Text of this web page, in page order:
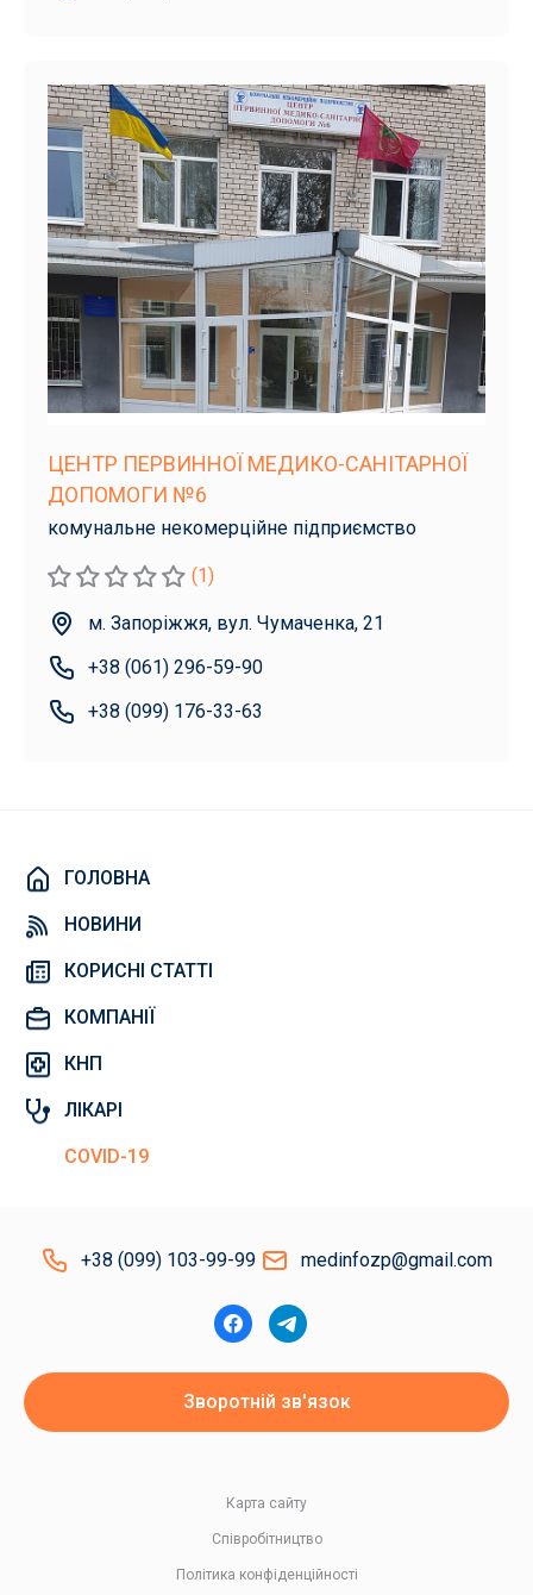
ЦЕНТР ПЕРВИННОЇ МЕДИКО-САНІТАРНОЇ
ДОПОМОГИ №6
комунальне некомерційне підприємство
(1)
м. Запоріжжя, вул. Чумаченка, 21
+38 (061) 296-59-90
+38 (099) 176-33-63
ГОЛОВНА
НОВИНИ
КОРИСНІ СТАТТІ
КОМПАНІЇ
КНП
ЛІКАРІ
COVID-19
+38 (099) 103-99-99 medinfozp@gmail.com
Зворотній зв'язок
Політика конфіденційності
Співробітництво
Карта сайту